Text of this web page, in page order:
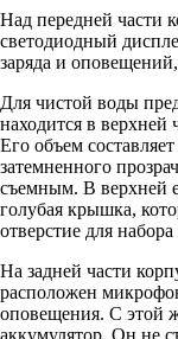
Над передней части
светодиодный
заряда и
Для чистой воды
находится в верхней
Его объем
затемненного
съемным. В верхней
голубая крышка,
отверстие для
На задней части
расположен
оповещения. С этой